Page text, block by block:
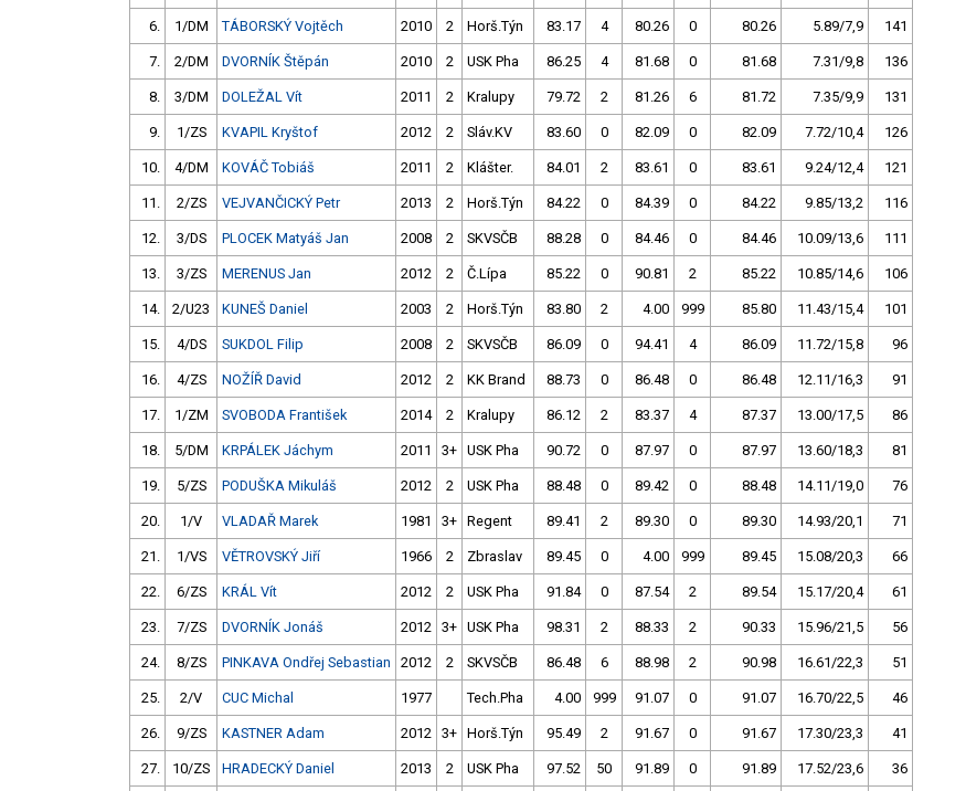
6. 1/DM TÁBORSKÝ Vojtěch 2010 2 Horš.Týn 83.17 4 80.26 0 80.26 5.89/7,9 141
7. 2/DM DVORNÍK Štěpán 2010 2 USK Pha 86.25 4 81.68 0 81.68 7.31/9,8 136
8. 3/DM DOLEŽAL Vít 2011 2 Kralupy 79.72 2 81.26 6 81.72 7.35/9,9 131
9. 1/ZS KVAPIL Kryštof 2012 2 Sláv.KV 83.60 0 82.09 0 82.09 7.72/10,4 126
10. 4/DM KOVÁČ Tobiáš 2011 2 Klášter. 84.01 2 83.61 0 83.61 9.24/12,4 121
11. 2/ZS VEJVANČICKÝ Petr 2013 2 Horš.Týn 84.22 0 84.39 0 84.22 9.85/13,2 116
12. 3/DS PLOCEK Matyáš Jan 2008 2 SKVSČB 88.28 0 84.46 0 84.46 10.09/13,6 111
13. 3/ZS MERENUS Jan 2012 2 Č.Lípa 85.22 0 90.81 2 85.22 10.85/14,6 106
14. 2/U23 KUNEŠ Daniel 2003 2 Horš.Týn 83.80 2 4.00 999 85.80 11.43/15,4 101
15. 4/DS SUKDOL Filip 2008 2 SKVSČB 86.09 0 94.41 4 86.09 11.72/15,8 96
16. 4/ZS NOŽÍŘ David 2012 2 KK Brand 88.73 0 86.48 0 86.48 12.11/16,3 91
17. 1/ZM SVOBODA František 2014 2 Kralupy 86.12 2 83.37 4 87.37 13.00/17,5 86
18. 5/DM KRPÁLEK Jáchym 2011 3+ USK Pha 90.72 0 87.97 0 87.97 13.60/18,3 81
19. 5/ZS PODUŠKA Mikuláš 2012 2 USK Pha 88.48 0 89.42 0 88.48 14.11/19,0 76
20. 1/V VLADAŘ Marek 1981 3+ Regent 89.41 2 89.30 0 89.30 14.93/20,1 71
21. 1/VS VĚTROVSKÝ Jiří 1966 2 Zbraslav 89.45 0 4.00 999 89.45 15.08/20,3 66
22. 6/ZS KRÁL Vít 2012 2 USK Pha 91.84 0 87.54 2 89.54 15.17/20,4 61
23. 7/ZS DVORNÍK Jonáš 2012 3+ USK Pha 98.31 2 88.33 2 90.33 15.96/21,5 56
24. 8/ZS PINKAVA Ondřej Sebastian 2012 2 SKVSČB 86.48 6 88.98 2 90.98 16.61/22,3 51
25. 2/V CUC Michal 1977 Tech.Pha 4.00 999 91.07 0 91.07 16.70/22,5 46
26. 9/ZS KASTNER Adam 2012 3+ Horš.Týn 95.49 2 91.67 0 91.67 17.30/23,3 41
27. 10/ZS HRADECKÝ Daniel 2013 2 USK Pha 97.52 50 91.89 0 91.89 17.52/23,6 36